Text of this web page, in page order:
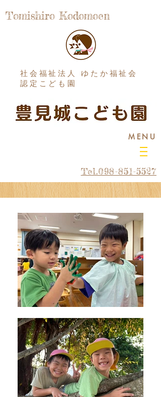
Tomishiro Kodomoen
社会福祉法人 ゆたか福祉会
認定こども園
MENU
Tel.098-851-5527